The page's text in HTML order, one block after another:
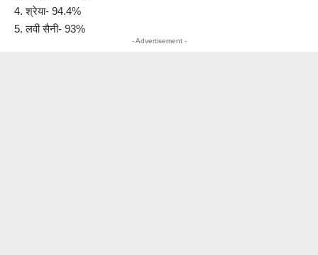
4. ⁠श्रेया- 94.4%
5. ⁠लवी सैनी-⁠ 93%
- Advertisement -